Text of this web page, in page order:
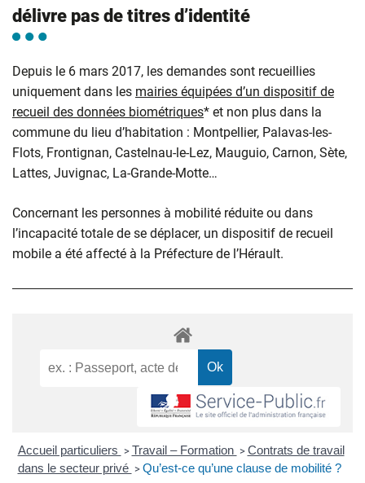
délivre pas de titres d’identité
Depuis le 6 mars 2017, les demandes sont recueillies
uniquement dans les mairies équipées d’un dispositif de
recueil des données biométriques* et non plus dans la
commune du lieu d’habitation : Montpellier, Palavas-les-
Flots, Frontignan, Castelnau-le-Lez, Mauguio, Carnon, Sète,
Lattes, Juvignac, La-Grande-Motte…
Concernant les personnes à mobilité réduite ou dans
l’incapacité totale de se déplacer, un dispositif de recueil
mobile a été affecté à la Préfecture de l’Hérault.
Accueil particuliers > Travail – Formation > Contrats de travail
dans le secteur privé > Qu’est-ce qu’une clause de mobilité ?